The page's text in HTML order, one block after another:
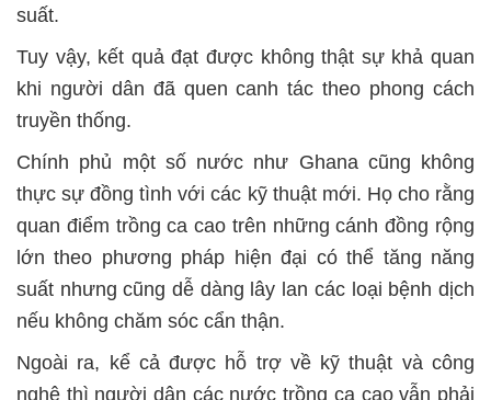
suất.
Tuy vậy, kết quả đạt được không thật sự khả quan
khi người dân đã quen canh tác theo phong cách
truyền thống.
Chính phủ một số nước như Ghana cũng không
thực sự đồng tình với các kỹ thuật mới. Họ cho rằng
quan điểm trồng ca cao trên những cánh đồng rộng
lớn theo phương pháp hiện đại có thể tăng năng
suất nhưng cũng dễ dàng lây lan các loại bệnh dịch
nếu không chăm sóc cẩn thận.
Ngoài ra, kể cả được hỗ trợ về kỹ thuật và công
nghệ thì người dân các nước trồng ca cao vẫn phải